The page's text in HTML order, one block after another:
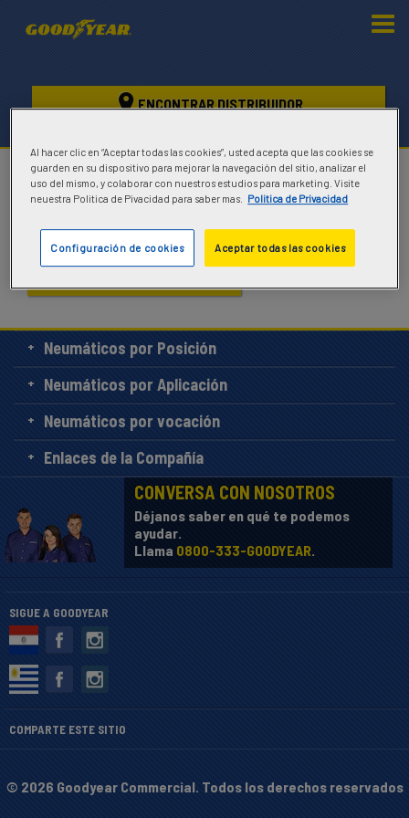
ENCONTRAR DISTRIBUIDOR
Media Contacts
Neumáticos por Posición
Neumáticos por Aplicación
Neumáticos por vocación
Enlaces de la Compañía
CONVERSA CON NOSOTROS
Déjanos saber en qué te podemos
ayudar.
Llama 0800-333-GOODYEAR.
SIGUE A GOODYEAR
COMPARTE ESTE SITIO
© 2026 Goodyear Commercial. Todos los derechos reservados
Al hacer clic en “Aceptar todas las cookies”, usted acepta que las cookies se
guarden en su dispositivo para mejorar la navegación del sitio, analizar el
uso del mismo, y colaborar con nuestros estudios para marketing. Visite
neuestra Politica de Pivacidad para saber mas.
Politica de Privacidad
Aceptar todas las cookies
Configuración de cookies